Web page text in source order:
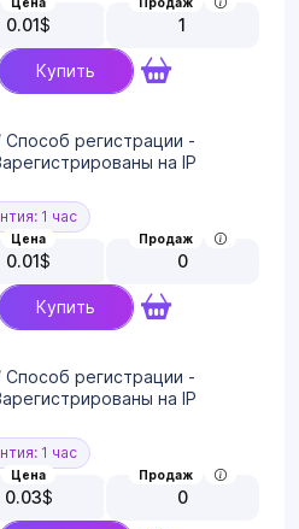
0.01$ 1
Купить
регистрации -
на IP
1 час
Цена
0.01$
Продаж
0
Купить
регистрации -
на IP
1 час
Цена
0.03$
Продаж
0